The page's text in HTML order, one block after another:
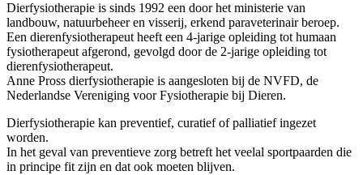
Dierfysiotherapie is sinds 1992 een door het ministerie van
landbouw, natuurbeheer en visserij, erkend paraveterinair beroep.
Een dierenfysiotherapeut heeft een 4-jarige opleiding tot humaan
fysiotherapeut afgerond, gevolgd door de 2-jarige opleiding tot
dierenfysiotherapeut.
Anne Pross dierfysiotherapie is aangesloten bij de NVFD, de
Nederlandse Vereniging voor Fysiotherapie bij Dieren.
Dierfysiotherapie kan preventief, curatief of palliatief ingezet
worden.
In het geval van preventieve zorg betreft het veelal sportpaarden die
in principe fit zijn en dat ook moeten blijven.